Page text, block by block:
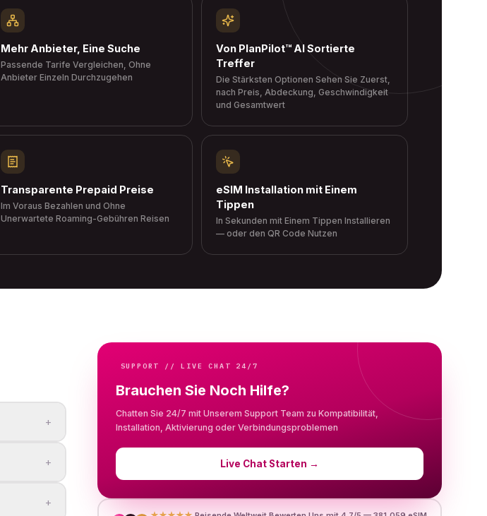
Mehr Anbieter, Eine Suche
Passende Tarife Vergleichen, Ohne
Anbieter Einzeln Durchzugehen
Von PlanPilot™ AI Sortierte
Treffer
Die Stärksten Optionen Sehen Sie Zuerst,
nach Preis, Abdeckung, Geschwindigkeit
und Gesamtwert
Transparente Prepaid Preise
Im Voraus Bezahlen und Ohne
Unerwartete Roaming-Gebühren Reisen
eSIM Installation mit Einem
Tippen
In Sekunden mit Einem Tippen Installieren
— oder den QR Code Nutzen
+
+
+
SUPPORT // LIVE CHAT 24/7
Brauchen Sie Noch Hilfe?
Chatten Sie 24/7 mit Unserem Support Team zu Kompatibilität,
Installation, Aktivierung oder Verbindungsproblemen
Live Chat Starten →